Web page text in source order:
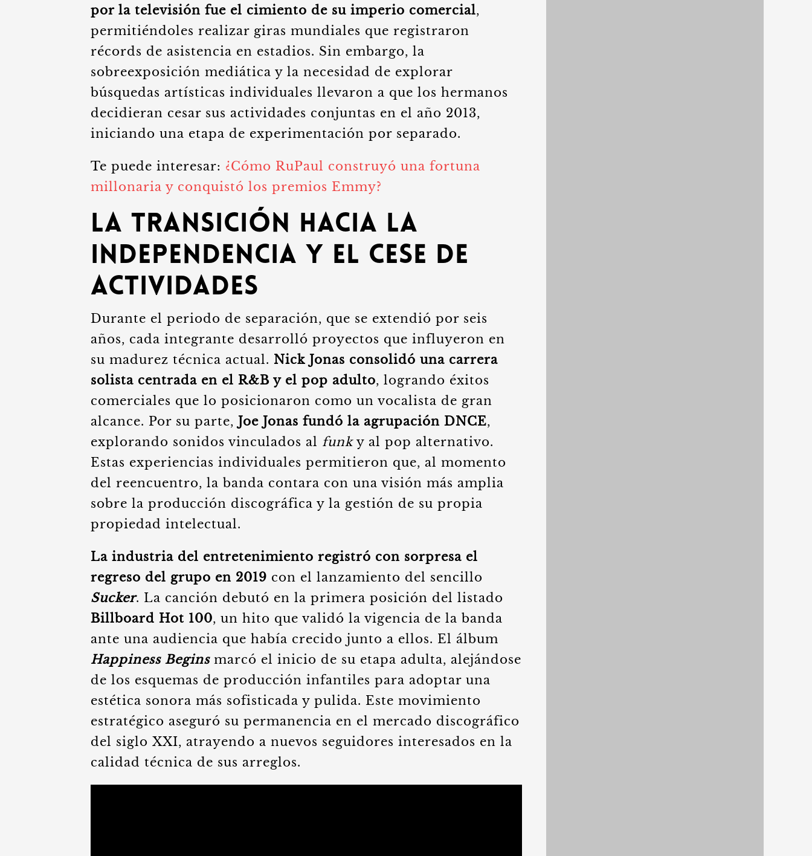
por la televisión fue el cimiento de su imperio comercial,
permitiéndoles realizar giras mundiales que registraron
récords de asistencia en estadios. Sin embargo, la
sobreexposición mediática y la necesidad de explorar
búsquedas artísticas individuales llevaron a que los hermanos
decidieran cesar sus actividades conjuntas en el año 2013,
iniciando una etapa de experimentación por separado.
Te puede interesar: ¿Cómo RuPaul construyó una fortuna
millonaria y conquistó los premios Emmy?
La transición hacia la
independencia y el cese de
actividades
Durante el periodo de separación, que se extendió por seis
años, cada integrante desarrolló proyectos que influyeron en
su madurez técnica actual. Nick Jonas consolidó una carrera
solista centrada en el R&B y el pop adulto, logrando éxitos
comerciales que lo posicionaron como un vocalista de gran
alcance. Por su parte, Joe Jonas fundó la agrupación DNCE,
explorando sonidos vinculados al funky al pop alternativo.
Estas experiencias individuales permitieron que, al momento
del reencuentro, la banda contara con una visión más amplia
sobre la producción discográfica y la gestión de su propia
propiedad intelectual.
La industria del entretenimiento registró con sorpresa el
regreso del grupo en 2019 con el lanzamiento del sencillo
Sucker. La canción debutó en la primera posición del listado
Billboard Hot 100, un hito que validó la vigencia de la banda
ante una audiencia que había crecido junto a ellos. El álbum
Happiness Beginsmarcó el inicio de su etapa adulta, alejándose
de los esquemas de producción infantiles para adoptar una
estética sonora más sofisticada y pulida. Este movimiento
estratégico aseguró su permanencia en el mercado discográfico
del siglo XXI, atrayendo a nuevos seguidores interesados en la
calidad técnica de sus arreglos.